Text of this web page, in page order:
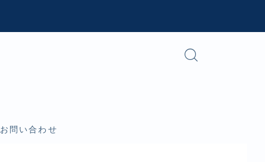
お問い合わせ